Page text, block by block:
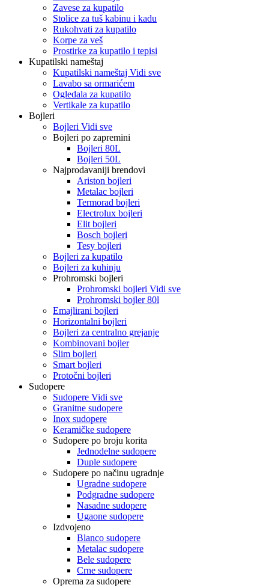
Zavese za kupatilo
Stolice za tuš kabinu i kadu
Rukohvati za kupatilo
Korpe za veš
Prostirke za kupatilo i tepisi
Kupatilski nameštaj
Kupatilski nameštaj Vidi sve
Lavabo sa ormarićem
Ogledala za kupatilo
Vertikale za kupatilo
Bojleri
Bojleri Vidi sve
Bojleri po zapremini
Bojleri 80L
Bojleri 50L
Najprodavaniji brendovi
Ariston bojleri
Metalac bojleri
Termorad bojleri
Electrolux bojleri
Elit bojleri
Bosch bojleri
Tesy bojleri
Bojleri za kupatilo
Bojleri za kuhinju
Prohromski bojleri
Prohromski bojleri Vidi sve
Prohromski bojler 80l
Emajlirani bojleri
Horizontalni bojleri
Bojleri za centralno grejanje
Kombinovani bojler
Slim bojleri
Smart bojleri
Protočni bojleri
Sudopere
Sudopere Vidi sve
Granitne sudopere
Inox sudopere
Keramičke sudopere
Sudopere po broju korita
Jednodelne sudopere
Duple sudopere
Sudopere po načinu ugradnje
Ugradne sudopere
Podgradne sudopere
Nasadne sudopere
Ugaone sudopere
Izdvojeno
Blanco sudopere
Metalac sudopere
Bele sudopere
Crne sudopere
Oprema za sudopere